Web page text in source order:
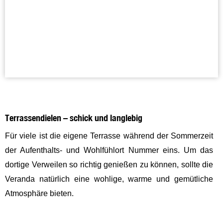
Terrassendielen – schick und langlebig
Für viele ist die eigene Terrasse während der Sommerzeit
der Aufenthalts- und Wohlfühlort Nummer eins. Um das
dortige Verweilen so richtig genießen zu können, sollte die
Veranda natürlich eine wohlige, warme und gemütliche
Atmosphäre bieten.